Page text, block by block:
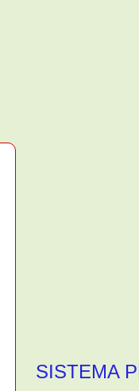
SISTEMA